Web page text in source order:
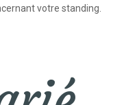
votre standing.